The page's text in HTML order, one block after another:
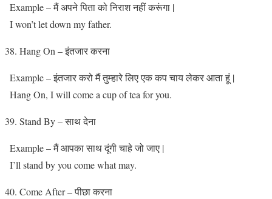
Example – मैं अपने पिता को निराश नहीं करूंगा |
I won’t let down my father.
Hang On – इंतजार करना
Example – इंतजार करो मैं तुम्हारे लिए एक कप चाय लेकर आता हूं |
Hang On, I will come a cup of tea for you.
Stand By – साथ देना
Example – मैं आपका साथ दूंगी चाहे जो जाए |
I’ll stand by you come what may.
Come After – पीछा करना